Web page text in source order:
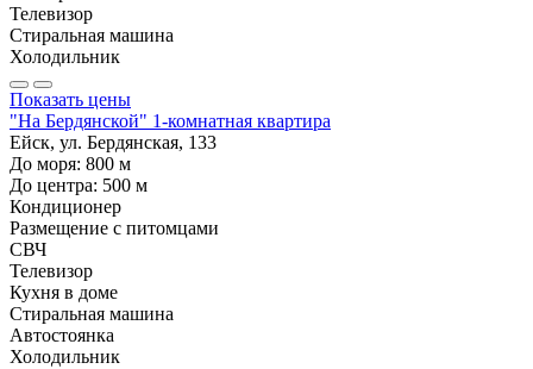
Телевизор
Стиральная машина
Холодильник
Показать цены
"На Бердянской" 1-комнатная квартира
Ейск, ул. Бердянская, 133
До моря: 800 м
До центра: 500 м
Кондиционер
Размещение с питомцами
СВЧ
Телевизор
Кухня в доме
Стиральная машина
Автостоянка
Холодильник